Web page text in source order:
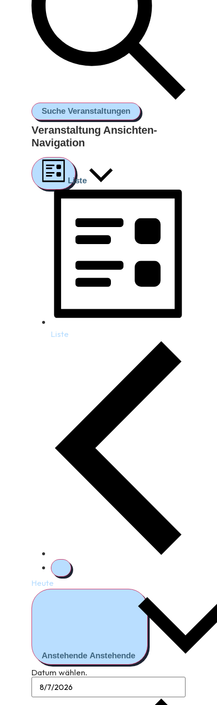
Suche Veranstaltungen
Veranstaltung Ansichten-
Navigation
Liste
Liste
Heute
Anstehende Anstehende
Datum wählen.